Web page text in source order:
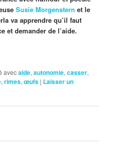
Susie Morgenstern et le
va apprendre qu’il faut
et demander de l’aide.
avecaide,autonomie,casser,
,rimes,œufs | Laisser un